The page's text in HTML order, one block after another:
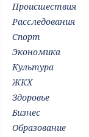
Происшествия
Расследования
Спорт
Экономика
Культура
ЖКХ
Здоровье
Бизнес
Образование